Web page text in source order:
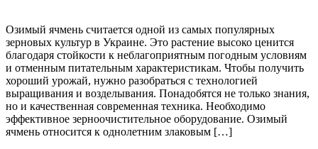
Озимый ячмень считается одной из самых популярных
зерновых культур в Украине. Это растение высоко ценится
благодаря стойкости к неблагоприятным погодным условиям
и отменным питательным характеристикам. Чтобы получить
хороший урожай, нужно разобраться с технологией
выращивания и возделывания. Понадобятся не только знания,
но и качественная современная техника. Необходимо
эффективное зерноочистительное оборудование. Озимый
ячмень относится к однолетним злаковым […]